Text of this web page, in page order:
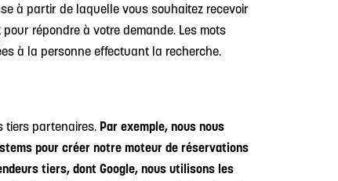
à partir de laquelle vous souhaitez recevoir
répondre à votre demande. Les mots
à la personne effectuant la recherche.
tiers partenaires. Par exemple, nous nous
pour créer notre moteur de réservations
tiers, dont Google, nous utilisons les